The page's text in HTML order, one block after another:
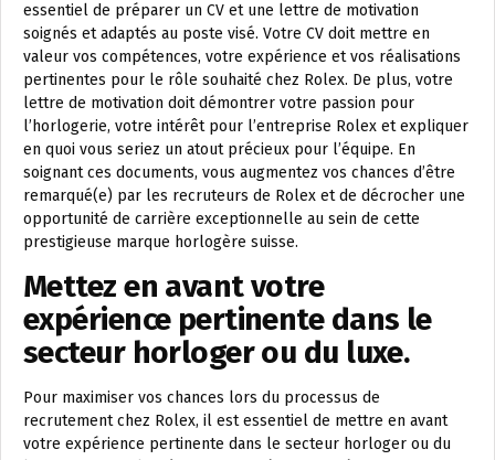
essentiel de préparer un CV et une lettre de motivation
soignés et adaptés au poste visé. Votre CV doit mettre en
valeur vos compétences, votre expérience et vos réalisations
pertinentes pour le rôle souhaité chez Rolex. De plus, votre
lettre de motivation doit démontrer votre passion pour
l’horlogerie, votre intérêt pour l’entreprise Rolex et expliquer
en quoi vous seriez un atout précieux pour l’équipe. En
soignant ces documents, vous augmentez vos chances d’être
remarqué(e) par les recruteurs de Rolex et de décrocher une
opportunité de carrière exceptionnelle au sein de cette
prestigieuse marque horlogère suisse.
Mettez en avant votre
expérience pertinente dans le
secteur horloger ou du luxe.
Pour maximiser vos chances lors du processus de
recrutement chez Rolex, il est essentiel de mettre en avant
votre expérience pertinente dans le secteur horloger ou du